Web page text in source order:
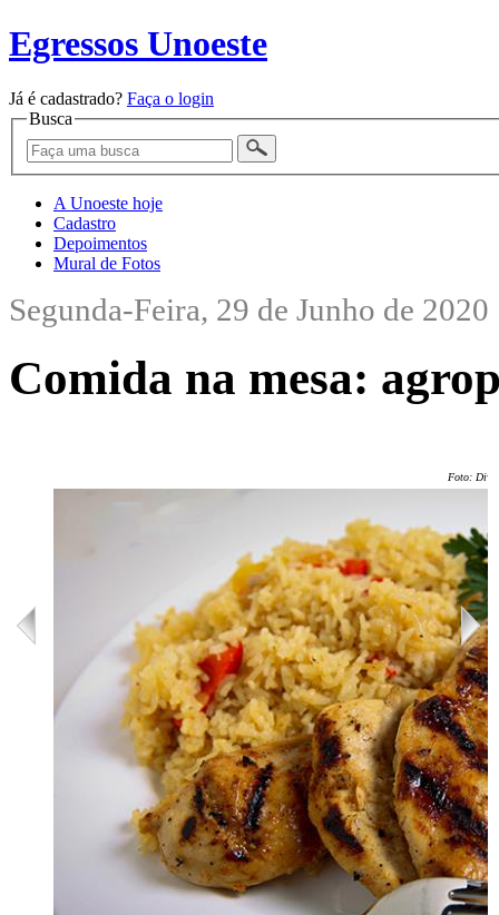
Egressos Unoeste
Já é cadastrado? Faça o login
Busca
A Unoeste hoje
Cadastro
Depoimentos
Mural de Fotos
Segunda-Feira, 29 de Junho de 2020
Comida na mesa:
Foto: